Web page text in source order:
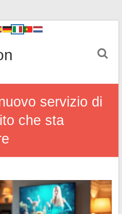
servizio di
che sta